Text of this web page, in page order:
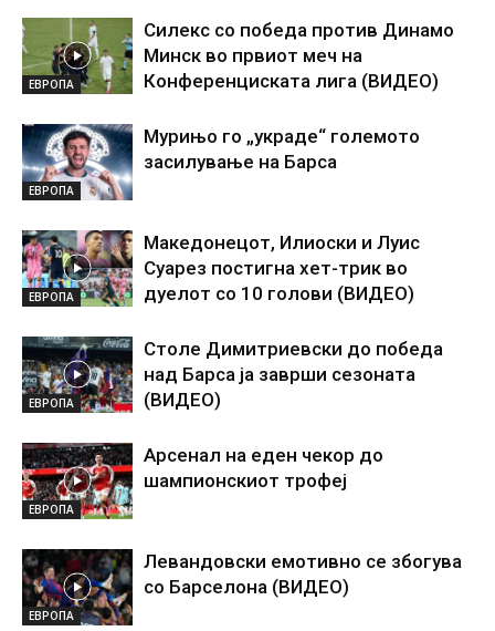
ЕВРОПА
Силекс со победа против Динамо
Минск во првиот меч на
Конференциската лига (ВИДЕО)
ЕВРОПА
Мурињо го „украде“ големото
засилување на Барса
ЕВРОПА
Македонецот, Илиоски и Луис
Суарез постигна хет-трик во
дуелот со 10 голови (ВИДЕО)
ЕВРОПА
Столе Димитриевски до победа
над Барса ја заврши сезоната
(ВИДЕО)
ЕВРОПА
Арсенал на еден чекор до
шампионскиот трофеј
ЕВРОПА
Левандовски емотивно се збогува
со Барселона (ВИДЕО)